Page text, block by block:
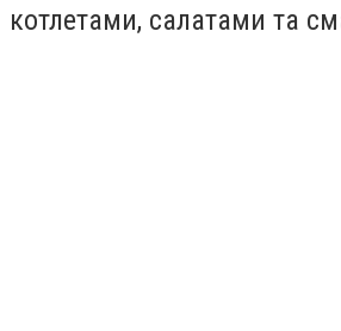
котлетами, салатами та